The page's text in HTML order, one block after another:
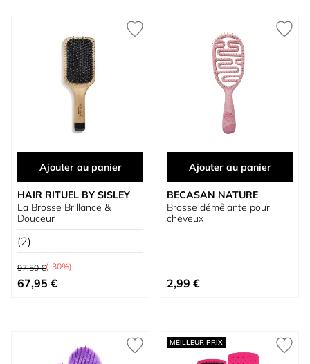
Ajouter au panier
HAIR RITUEL BY SISLEY
La Brosse Brillance &
Douceur
(2)
Prix normal
97,50 €(-30%)
Prix spécial
67,95 €
Ajouter au panier
BECASAN NATURE
Brosse démêlante pour
cheveux
2,99 €
MEILLEUR PRIX